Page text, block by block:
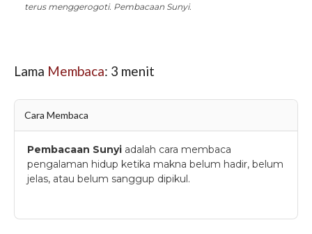
terus menggerogoti. Pembacaan Sunyi.
Lama Membaca: 3 menit
Cara Membaca
Pembacaan Sunyi adalah cara membaca
pengalaman hidup ketika makna belum hadir, belum
jelas, atau belum sanggup dipikul.